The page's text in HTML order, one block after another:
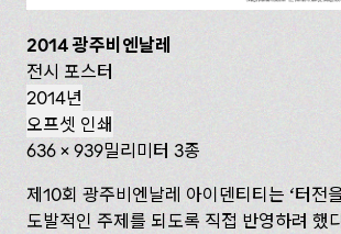
2014 광주비엔날레
전시 포스터
2014년
오프셋 인쇄
636 x 939밀리미터 3종
제10회 광주비엔날레 아이덴티티는 ‘터전
도발적인 주제를 되도록 직접 반영하려 했